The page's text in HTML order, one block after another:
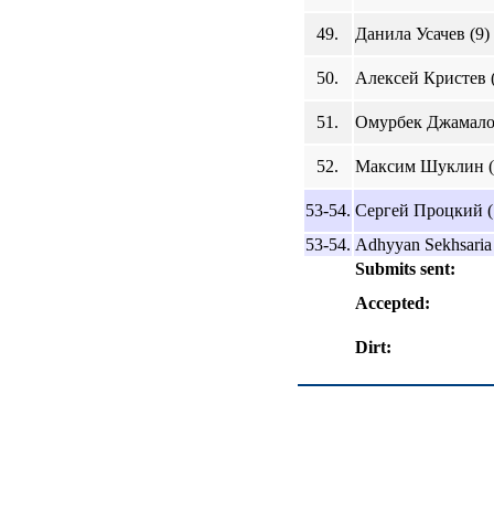
49. Данила Усачев (9)
50. Алексей Кристев
51. Омурбек
52. Максим Шуклин
53-54. Сергей Процкий
53-54. Adhyyan
Submits sent:
Accepted:
Dirt: